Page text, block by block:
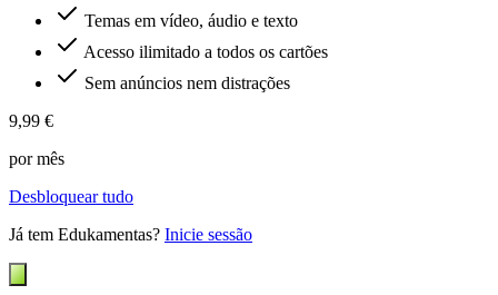
Temas em vídeo, áudio e texto
Acesso ilimitado a todos os cartões
Sem anúncios nem distrações
9,99 €
por mês
Desbloquear tudo
Já tem Edukamentas? Inicie sessão